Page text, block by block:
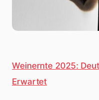
Weinernte 2025:
Erwartet